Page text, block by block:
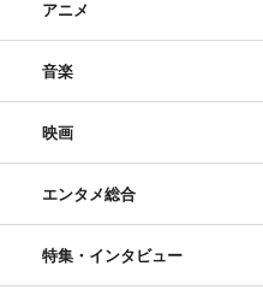
アニメ
音楽
映画
エンタメ総合
特集・インタビュー